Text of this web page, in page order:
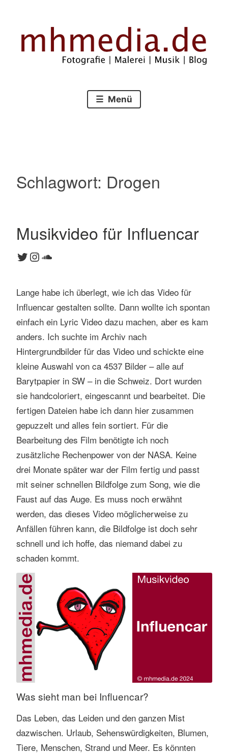
springen
mhmedia.de
Menü
Schlagwort: Drogen
Musikvideo für Influencar
Twitter
Instagram
SoundCloud
Lange habe ich überlegt, wie ich das Video für
Influencar gestalten sollte. Dann wollte ich spontan
einfach ein Lyric Video dazu machen, aber es kam
anders. Ich suchte im Archiv nach
Hintergrundbilder für das Video und schickte eine
kleine Auswahl von ca 4537 Bilder – alle auf
Barytpapier in SW – in die Schweiz. Dort wurden
sie handcoloriert, eingescannt und bearbeitet. Die
fertigen Dateien habe ich dann hier zusammen
gepuzzelt und alles fein sortiert. Für die
Bearbeitung des Film benötigte ich noch
zusätzliche Rechenpower von der NASA. Keine
drei Monate später war der Film fertig und passt
mit seiner schnellen Bildfolge zum Song, wie die
Faust auf das Auge. Es muss noch erwähnt
werden, das dieses Video möglicherweise zu
Anfällen führen kann, die Bildfolge ist doch sehr
schnell und ich hoffe, das niemand dabei zu
schaden kommt.
Was sieht man bei Influencar?
Das Leben, das Leiden und den ganzen Mist
dazwischen. Urlaub, Sehenswürdigkeiten, Blumen,
Tiere, Menschen, Strand und Meer. Es könnten
1
m
t
a
r